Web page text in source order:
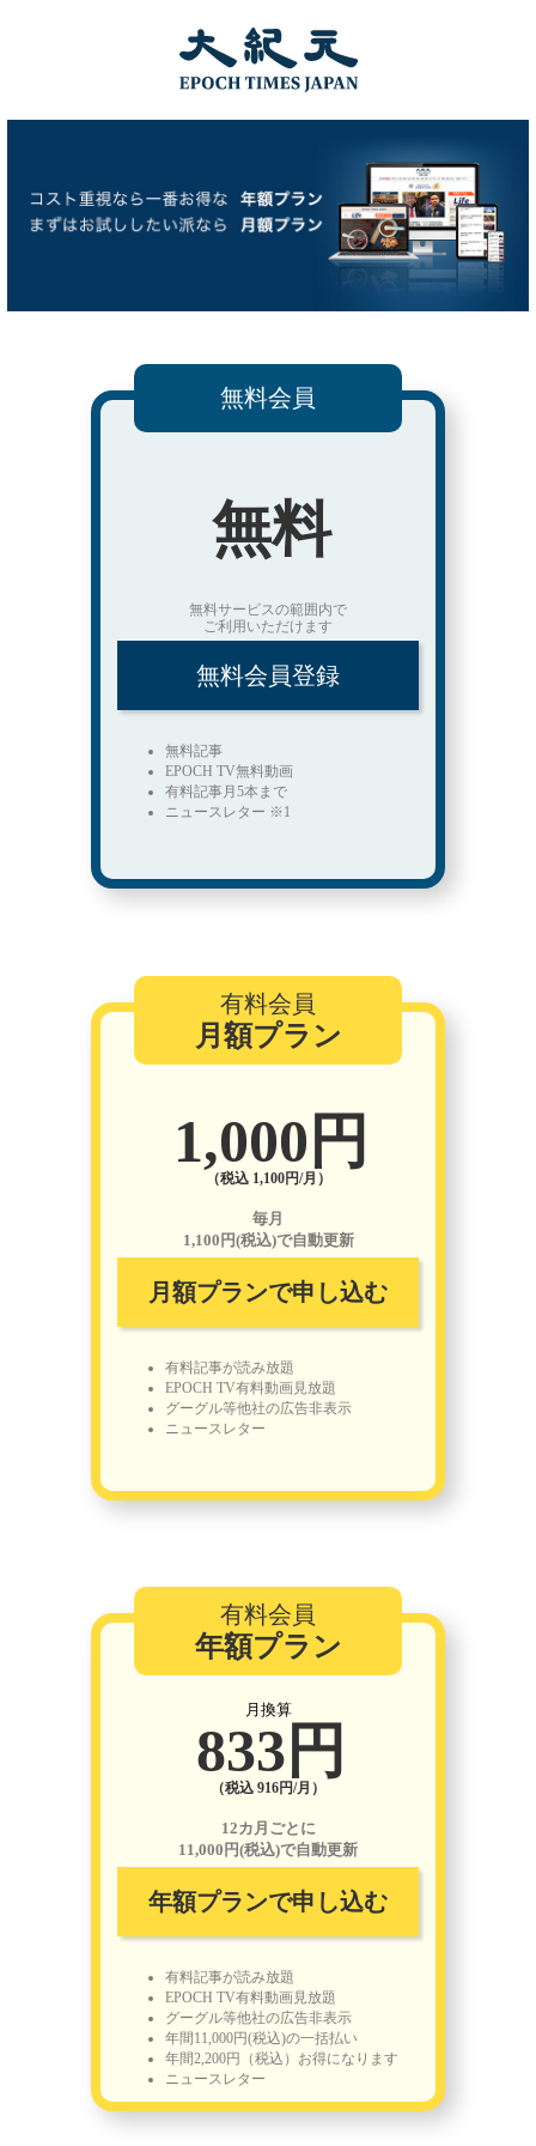
無料会員
無料
無料サービスの範囲内で
ご利用いただけます
無料会員登録
無料記事
EPOCH TV無料動画
有料記事月5本まで
ニュースレター ※1
有料会員
月額プラン
1,000円
（税込 1,100円/月）
毎月
1,100円(税込)で自動更新
月額プランで申し込む
有料記事が読み放題
EPOCH TV有料動画見放題
グーグル等他社の広告非表示
ニュースレター
有料会員
年額プラン
月換算
833円
（税込 916円/月）
12カ月ごとに
11,000円(税込)で自動更新
年額プランで申し込む
有料記事が読み放題
EPOCH TV有料動画見放題
グーグル等他社の広告非表示
年間11,000円(税込)の一括払い
年間2,200円（税込）お得になります
ニュースレター